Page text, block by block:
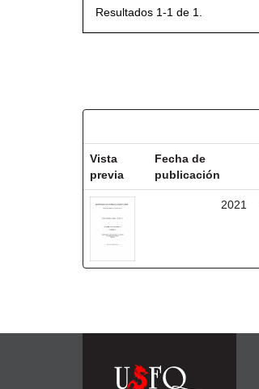
Resultados 1-1 de 1.
Vista
previa
Fecha de
publicación
2021